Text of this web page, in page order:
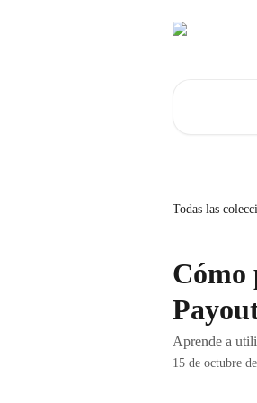
Todas las
Cómo
Aprende a
15 de octubre